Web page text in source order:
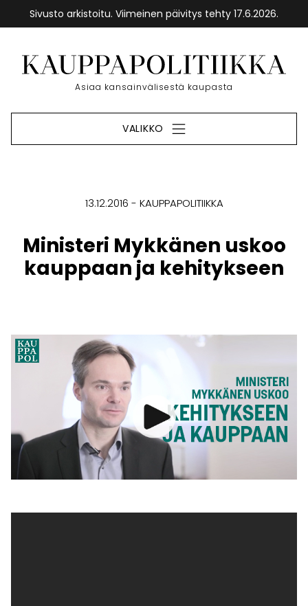
Sivusto arkistoitu. Viimeinen päivitys tehty 17.6.2026.
sisältöön
Etusivu
Asiaa kansainvälisestä kaupasta
VALIKKO
13.12.2016 KAUPPAPOLITIIKKA
Ministeri Mykkänen uskoo
kauppaan ja kehitykseen